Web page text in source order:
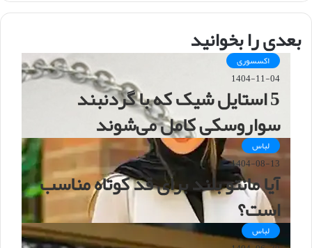
س
بعدی را بخوانید
اکسسوری
1404-11-04
5 استایل شیک که با گردنبند
سواروسکی کامل می‌شوند
لباس
1404-08-13
آیا مانتو بلند برای قد کوتاه مناسب
است؟
لباس